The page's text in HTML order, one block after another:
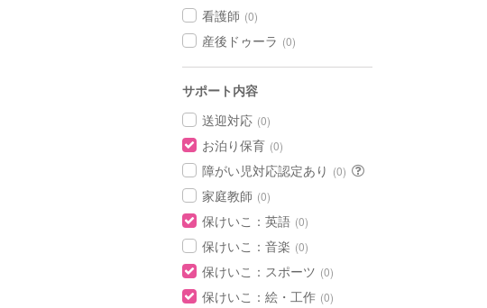
看護師 (0)
産後ドゥーラ (0)
サポート内容
送迎対応 (0)
お泊り保育 (0)
障がい児対応認定あり (0)
家庭教師 (0)
保けいこ：英語 (0)
保けいこ：音楽 (0)
保けいこ：スポーツ (0)
保けいこ：絵・工作 (0)